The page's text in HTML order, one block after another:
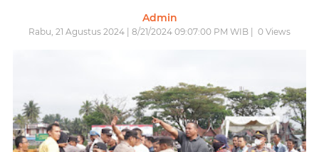
Admin
Rabu, 21 Agustus 2024 | 8/21/2024 09:07:00 PM WIB | 0 Views